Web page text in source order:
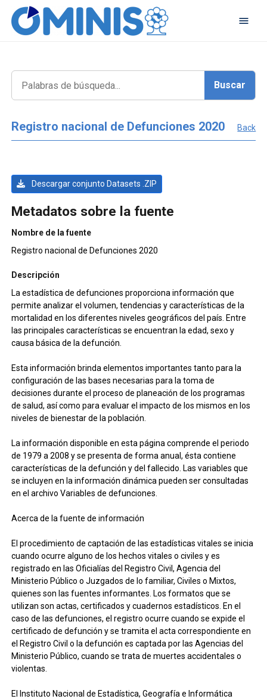
Registro nacional de Defunciones 2020 Back
Descargar conjunto Datasets .ZIP
Metadatos sobre la fuente
Nombre de la fuente
Registro nacional de Defunciones 2020
Descripción
La estadística de defunciones proporciona información que
permite analizar el volumen, tendencias y características de la
mortalidad en los diferentes niveles geográficos del país. Entre
las principales características se encuentran la edad, sexo y
causa básica de la defunción.
Esta información brinda elementos importantes tanto para la
configuración de las bases necesarias para la toma de
decisiones durante el proceso de planeación de los programas
de salud, así como para evaluar el impacto de los mismos en los
niveles de bienestar de la población.
La información disponible en esta página comprende el periodo
de 1979 a 2008 y se presenta de forma anual, ésta contiene
características de la defunción y del fallecido. Las variables que
se incluyen en la información dinámica pueden ser consultadas
en el archivo Variables de defunciones.
Acerca de la fuente de información
El procedimiento de captación de las estadísticas vitales se inicia
cuando ocurre alguno de los hechos vitales o civiles y es
registrado en las Oficialías del Registro Civil, Agencia del
Ministerio Público o Juzgados de lo familiar, Civiles o Mixtos,
quienes son las fuentes informantes. Los formatos que se
utilizan son actas, certificados y cuadernos estadísticos. En el
caso de las defunciones, el registro ocurre cuando se expide el
certificado de defunción y se tramita el acta correspondiente en
el Registro Civil o la defunción es captada por las Agencias del
Ministerio Público, cuando se trata de muertes accidentales o
violentas.
El Instituto Nacional de Estadística, Geografía e Informática